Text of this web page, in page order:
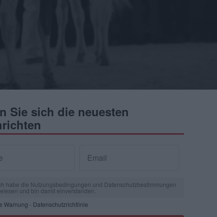
Sie sich die neuesten
Email
habe die Nutzungsbedingungen und Datenschutzbestimmungen
und bin damit einverstanden.
Warnung - Datenschutzrichtlinie